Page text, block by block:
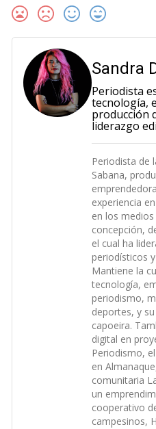
Sandra
Periodista
tecnología,
producción
liderazgo
Periodista de
Sabana,
experiencia
en los medios
concepción,
el cual ha
periodísticos
Mantiene la
tecnología,
periodismo,
deportes, y
capoeira.
digital en
Periodismo,
en
comunitaria
un
cooperativo
campesinos,